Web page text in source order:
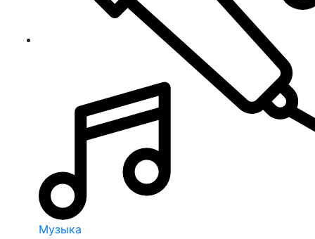
Музыка